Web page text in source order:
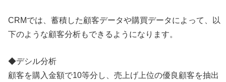
CRMでは、蓄積した顧客データや購買データによって、以
下のような顧客分析もできるようになります。
◆デシル分析
顧客を購入金額で10等分し、売上げ上位の優良顧客を抽出